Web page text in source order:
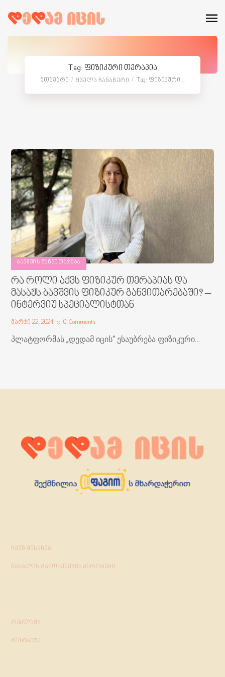
Tag: ფიზიკური თერაპია
Მთავარი Ყველა Ჩანაწერი Tag: Ფიზიკური...
ᲑᲐᲕᲨᲕᲘᲡ ᲒᲐᲜᲕᲘᲗᲐᲠᲔᲑᲐ
რა როლი აქვს ფიზიკურ თერაპიას და
მასაჟს ბავშვის ფიზიკურ განვითარებაში? –
ინტერვიუ სპეციალისტთან
მარტი 22, 2024 0 Comments
პლატფორმას „დედამ იცის“ ესაუბრება ფიზიკური…
ჩვენ შესახებ
მასალის გამოყენების პირობები
რეკლამა
კონტაქტი